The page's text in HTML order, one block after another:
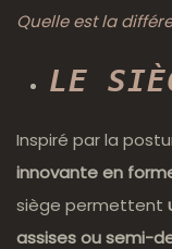
Quelle est la
LE
Inspiré par la
innovante en
siège permettent
assises ou semi-